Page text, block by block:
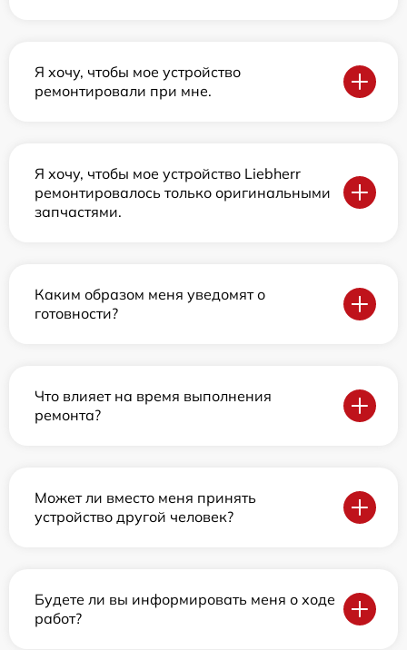
Я хочу, чтобы мое устройство
ремонтировали при мне.
Я хочу, чтобы мое устройство Liebherr
ремонтировалось только оригинальными
запчастями.
Каким образом меня уведомят о
готовности?
Что влияет на время выполнения
ремонта?
Может ли вместо меня принять
устройство другой человек?
Будете ли вы информировать меня о ходе
работ?